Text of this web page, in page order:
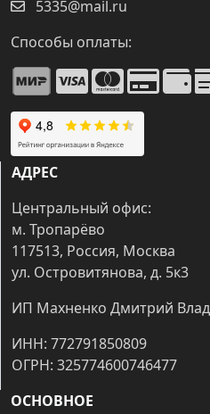
5335@mail.ru
Способы оплаты:
АДРЕС
Центральный офис:
м. Тропарёво
117513, Россия, Москва
ул. Островитянова, д. 5к3
ИП Махненко Дмитрий
ИНН: 772791850809
ОГРН: 325774600746477
ОСНОВНОЕ